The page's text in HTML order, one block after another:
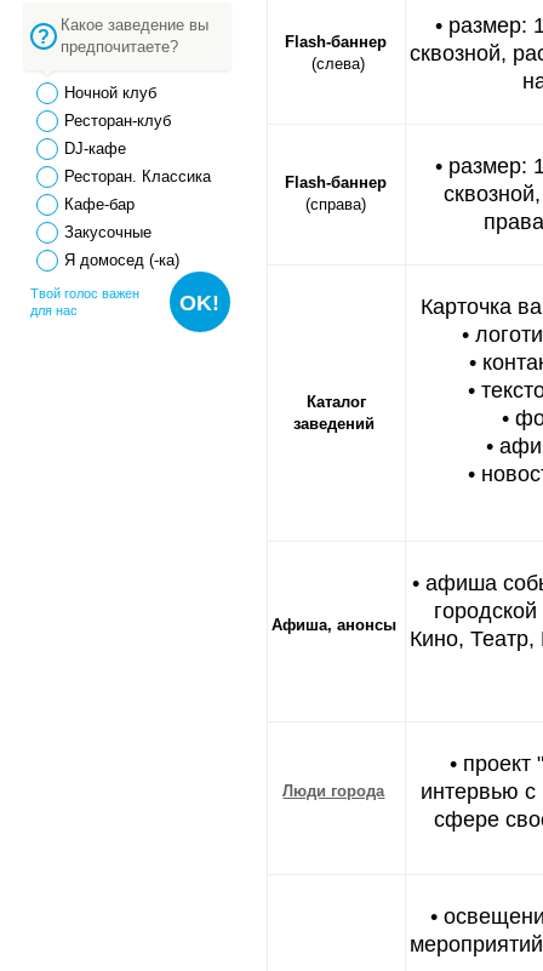
Flash-баннер
(слева)
• размер:
сквозной,
Flash-баннер
(справа)
• размер:
Каталог
заведений
Карточка
•
•
•
•
•
•
Афиша, анонсы
• афиша
Кино, Театр,
Люди города
•
интервью
сфере
•
Какое заведение вы
предпочитаете?
Ночной клуб
Ресторан-клуб
DJ-кафе
Ресторан. Классика
Кафе-бар
Закусочные
Я домосед (-ка)
Твой голос важен
для нас
OK!